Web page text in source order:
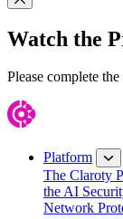
Close Modal
Watch the
Please complete
Platform
The Claroty
the AI
Network